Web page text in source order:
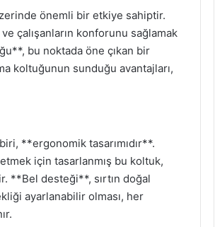
önemli bir etkiye sahiptir.
çalışanların konforunu sağlamak
bu noktada öne çıkan bir
koltuğunun sunduğu avantajları,
**ergonomik tasarımıdır**.
için tasarlanmış bu koltuk,
**Bel desteği**, sırtın doğal
ayarlanabilir olması, her